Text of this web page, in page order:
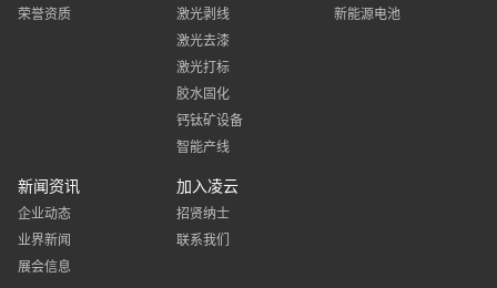
荣誉资质
激光剥线
激光去漆
激光打标
胶水固化
钙钛矿设备
智能产线
新能源电池
新闻资讯
企业动态
业界新闻
展会信息
加入凌云
招贤纳士
联系我们